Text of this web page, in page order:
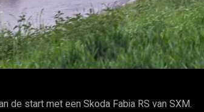
de start met een Skoda Fabia RS van SXM.